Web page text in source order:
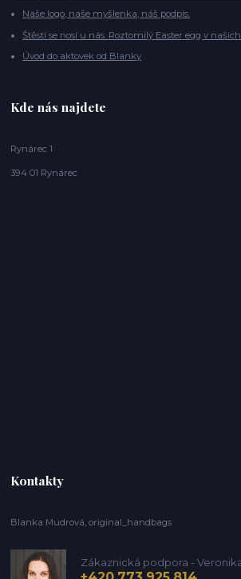
Naše logo, naše myšlenka, náš podpis.
Štěstí se nosí u nás. Roztomilý Easter egg v našich
Úvod do aktovek od Blanky
Kde nás najdete
Rynárec 1
394 01 Rynárec
Kontakty
Blanka Mudrová, original_handbags
Zákaznická podpora -